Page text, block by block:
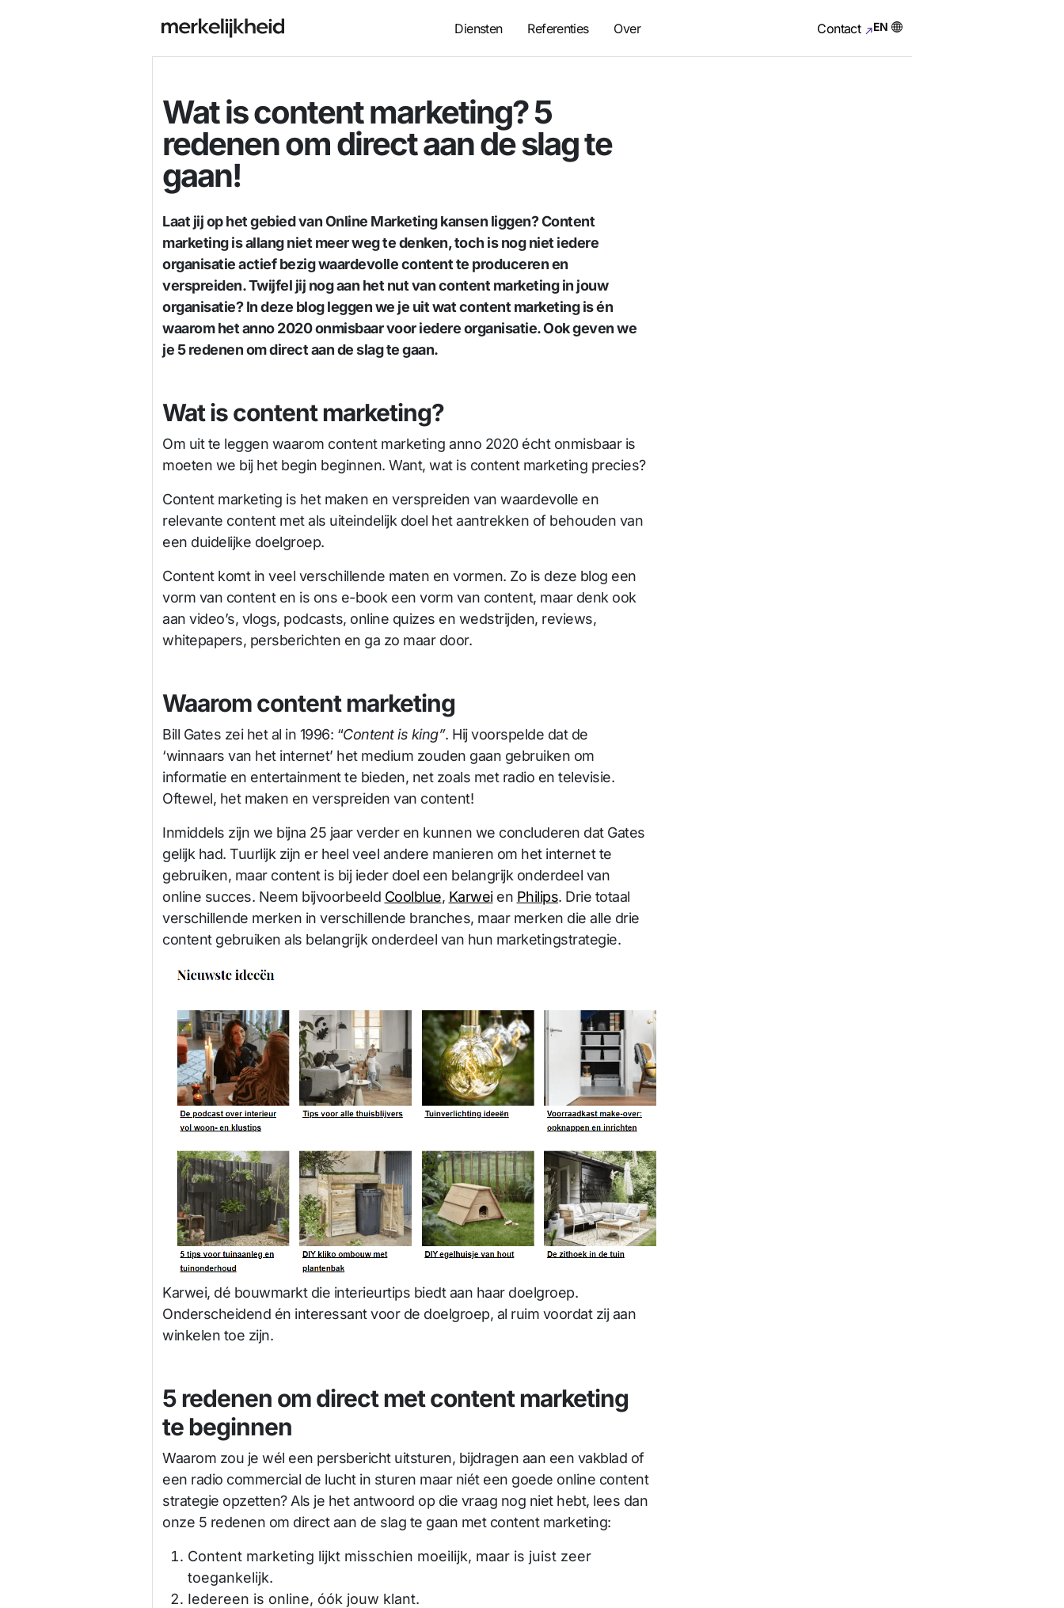
Diensten Referenties Over Contact EN
Wat is content marketing? 5
redenen om direct aan de slag te
gaan!
Laat jij op het gebied van Online Marketing kansen liggen? Content
marketing is allang niet meer weg te denken, toch is nog niet iedere
organisatie actief bezig waardevolle content te produceren en
verspreiden. Twijfel jij nog aan het nut van content marketing in jouw
organisatie? In deze blog leggen we je uit wat content marketing is én
waarom het anno 2020 onmisbaar voor iedere organisatie. Ook geven we
je 5 redenen om direct aan de slag te gaan.
Wat is content marketing?
Om uit te leggen waarom content marketing anno 2020 écht onmisbaar is
moeten we bij het begin beginnen. Want, wat is content marketing precies?
Content marketing is het maken en verspreiden van waardevolle en
relevante content met als uiteindelijk doel het aantrekken of behouden van
een duidelijke doelgroep.
Content komt in veel verschillende maten en vormen. Zo is deze blog een
vorm van content en is ons e-book een vorm van content, maar denk ook
aan video’s, vlogs, podcasts, online quizes en wedstrijden, reviews,
whitepapers, persberichten en ga zo maar door.
Waarom content marketing
Bill Gates zei het al in 1996: “Content is king”. Hij voorspelde dat de
‘winnaars van het internet’ het medium zouden gaan gebruiken om
informatie en entertainment te bieden, net zoals met radio en televisie.
Oftewel, het maken en verspreiden van content!
Inmiddels zijn we bijna 25 jaar verder en kunnen we concluderen dat Gates
gelijk had. Tuurlijk zijn er heel veel andere manieren om het internet te
gebruiken, maar content is bij ieder doel een belangrijk onderdeel van
online succes. Neem bijvoorbeeld Coolblue, Karweien Philips. Drie totaal
verschillende merken in verschillende branches, maar merken die alle drie
content gebruiken als belangrijk onderdeel van hun marketingstrategie.
Karwei, dé bouwmarkt die interieurtips biedt aan haar doelgroep.
Onderscheidend én interessant voor de doelgroep, al ruim voordat zij aan
winkelen toe zijn.
5 redenen om direct met content marketing
te beginnen
Waarom zou je wél een persbericht uitsturen, bijdragen aan een vakblad of
een radio commercial de lucht in sturen maar niét een goede online content
strategie opzetten? Als je het antwoord op die vraag nog niet hebt, lees dan
onze 5 redenen om direct aan de slag te gaan met content marketing:
Content marketing lijkt misschien moeilijk, maar is juist zeer
toegankelijk.
Iedereen is online, óók jouw klant.